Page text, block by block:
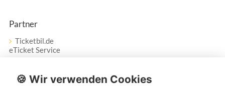
Partner
Ticketbil.de
eTicket Service
Vertrag widerrufen
🍪 Wir verwenden Cookies